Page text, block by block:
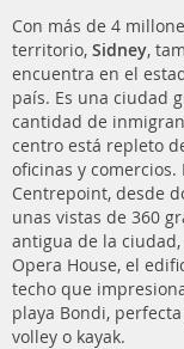
Con más de 4
territorio, Sidney,
encuentra en el
país. Es una ciudad
cantidad de
centro está repleto
oficinas y
Centrepoint, desde
unas vistas de 360
antigua de la
Opera House, el
techo que
playa Bondi,
volley o kayak.